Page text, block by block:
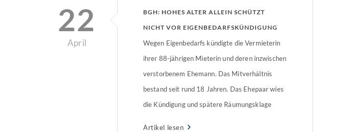
22
April
BGH: HOHES ALTER ALLEIN SCHÜTZT
NICHT VOR EIGENBEDARFSKÜNDIGUNG
Wegen Eigenbedarfs kündigte die Vermieterin
ihrer 88-jährigen Mieterin und deren inzwischen
verstorbenem Ehemann. Das Mitverhältnis
bestand seit rund 18 Jahren. Das Ehepaar wies
die Kündigung und spätere Räumungsklage
Artikel lesen